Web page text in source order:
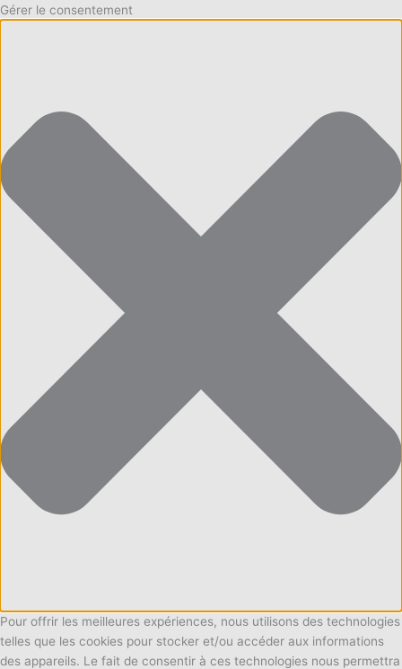
Gérer le consentement
Pour offrir les meilleures expériences, nous utilisons des technologies
telles que les cookies pour stocker et/ou accéder aux informations
des appareils. Le fait de consentir à ces technologies nous permettra